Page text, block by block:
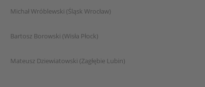
Michał Wróblewski (Śląsk Wrocław)
Bartosz Borowski (Wisła Płock)
Mateusz Dziewiatowski (Zagłębie Lubin)